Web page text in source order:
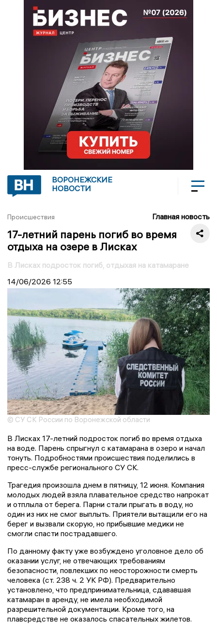
ВОРОНЕЖСКИЕ
НОВОСТИ
Происшествия Главная новость
17-летний парень погиб во время
отдыха на озере в Лисках
В Лисках подросток погиб, отдыхая на катамаране
14/06/2026 12:55
© СУ СК России по Воронежской области
В Лисках 17-летний подросток погиб во время отдыха
на воде. Парень спрыгнул с катамарана в озеро и начал
тонуть. Подробностями происшествия поделились в
пресс-службе регионального СУ СК.
Трагедия произошла днем в пятницу, 12 июня. Компания
молодых людей взяла плавательное средство напрокат
и отплыла от берега. Парни стали прыгать в воду, но
один из них не смог выплыть. Приятели вытащили его на
берег и вызвали скорую, но прибывшие медики не
смогли спасти пострадавшего.
По данному факту уже возбуждено уголовное дело об
оказании услуг, не отвечающих требованиям
безопасности, повлекших по неосторожности смерть
человека (ст. 238 ч. 2 УК РФ). Предварительно
установлено, что предпринимательница, сдававшая
катамаран в аренду, не имела необходимой
разрешительной документации. Кроме того, на
плавсредстве не оказалось спасательных жилетов.